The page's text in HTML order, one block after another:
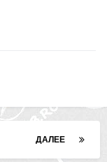
ДАЛЕЕ